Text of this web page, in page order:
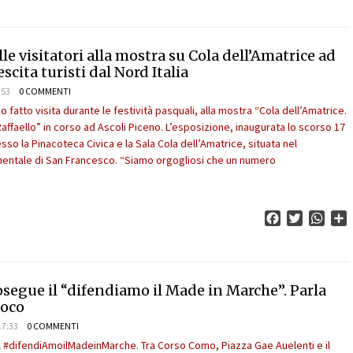
visitatori alla mostra su Cola dell’Amatrice ad
turisti dal Nord Italia
0 COMMENTI
fatto visita durante le festività pasquali, alla mostra “Cola dell’Amatrice.
in corso ad Ascoli Piceno. L’esposizione, inaugurata lo scorso 17
la Pinacoteca Civica e la Sala Cola dell’Amatrice, situata nel
di San Francesco. “Siamo orgogliosi che un numero
FacebookTwitter
il “difendiamo il Made in Marche”. Parla
0 COMMENTI
#difendiAmoilMadeinMarche. Tra Corso Como, Piazza Gae Auelenti e il